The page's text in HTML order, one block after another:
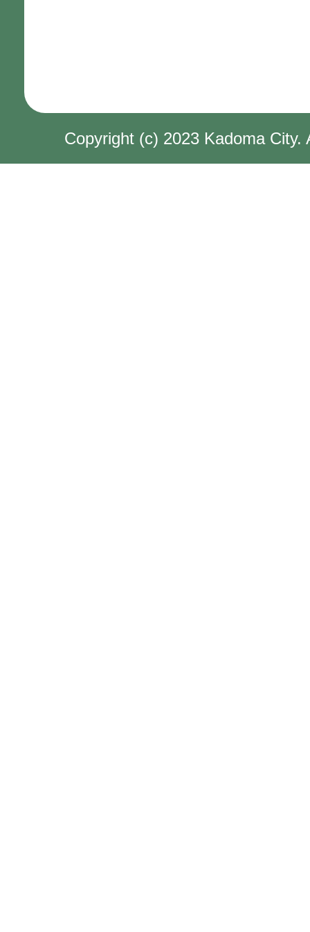
Copyright (c) 2023 Kadoma City.